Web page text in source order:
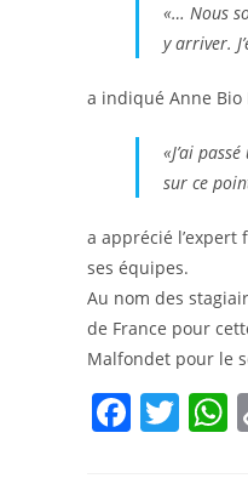
«… Nous
y arriver.
a indiqué Anne Bio
«J’ai
sur ce
a apprécié
ses équipes.
Au nom des
de France pour
Malfondet pour le
F T